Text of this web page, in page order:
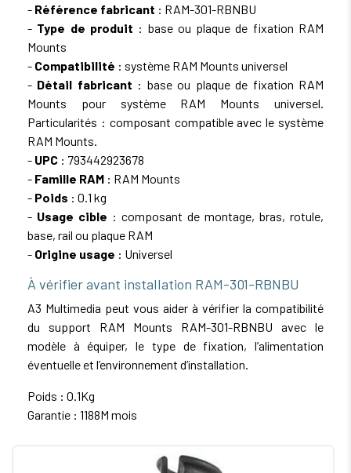
- Référence fabricant : RAM-301-RBNBU
- Type de produit : base ou plaque de fixation RAM
Mounts
- Compatibilité : système RAM Mounts universel
- Détail fabricant : base ou plaque de fixation RAM
Mounts pour système RAM Mounts universel.
Particularités : composant compatible avec le système
RAM Mounts.
- UPC : 793442923678
- Famille RAM : RAM Mounts
- Poids : 0.1 kg
- Usage cible : composant de montage, bras, rotule,
base, rail ou plaque RAM
- Origine usage : Universel
À vérifier avant installation RAM-301-RBNBU
A3 Multimedia peut vous aider à vérifier la compatibilité
du support RAM Mounts RAM-301-RBNBU avec le
modèle à équiper, le type de fixation, l’alimentation
éventuelle et l’environnement d’installation.
Poids : 0.1Kg
Garantie : 1188M mois